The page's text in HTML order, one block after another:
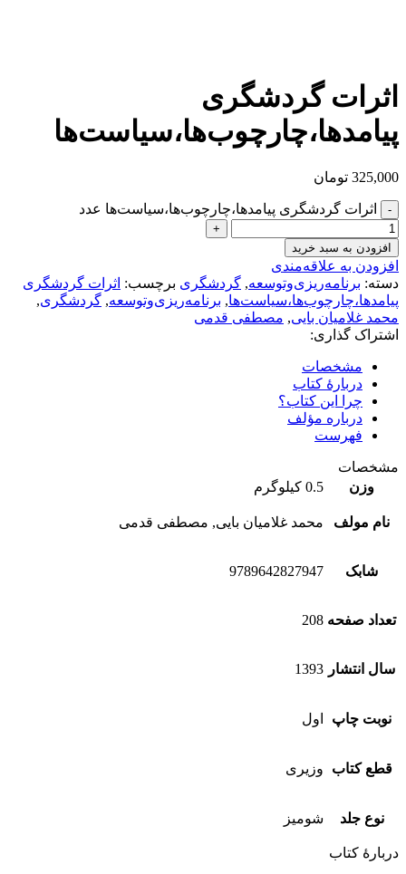
اثرات گردشگری
پیامد‌ها،چارچوب‌ها،سیاست‌ها
325,000 تومان
اثرات گردشگری پیامد‌ها،چارچوب‌ها،سیاست‌ها عدد
افزودن به سبد خرید
افزودن به علاقه‌مندی
دسته: برنامه‌ریزی‌وتوسعه, گردشگری برچسب: اثرات گردشگری
پیامدها،چارچوب‌ها،سیاست‌ها, برنامه‌ریزی‌و‌توسعه, گردشگری,
محمد غلامیان بایی, مصطفی قدمی
اشتراک گذاری:
مشخصات
دربارهٔ کتاب
چرا این کتاب؟
درباره مؤلف
فهرست
مشخصات
وزن
0.5 کیلوگرم
نام مولف محمد غلامیان بایی, مصطفی قدمی
شابک 9789642827947
تعداد صفحه 208
سال انتشار 1393
نوبت چاپ اول
قطع کتاب وزیری
نوع جلد شومیز
دربارهٔ کتاب